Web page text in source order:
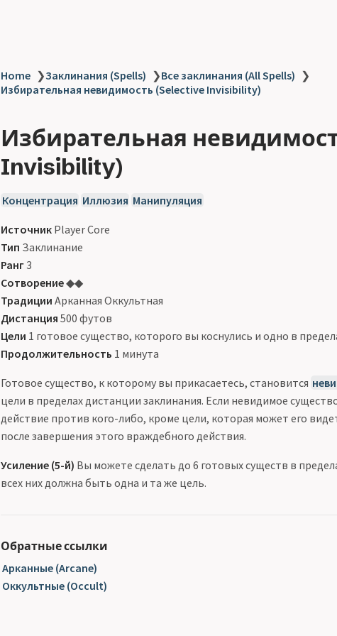
Home ❯Заклинания (Spells) ❯Все заклинания (All Spells) ❯
Избирательная невидимость (Selective Invisibility)
Избирательная
Invisibility)
Концентрация Иллюзия Манипуляция
Источник Player Core
Тип Заклинание
Ранг3
Сотворение◆◆
Традиции Арканная Оккультная
Дистанция 500 футов
Цели 1 готовое существо, которого вы коснулись и одно в
Продолжительность 1 минута
Готовое существо, к которому вы прикасаетесь, становится
цели в пределах дистанции заклинания. Если невидимое
действие против кого-либо, кроме цели, которая может его
после завершения этого враждебного действия.
Усиление (5-й) Вы можете сделать до 6 готовых существ в
всех них должна быть одна и та же цель.
Обратные ссылки
Арканные (Arcane)
Оккультные (Occult)